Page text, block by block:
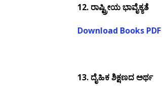
12.ರಾಷ್ಟ್ರೀಯ ಭಾವೈಕ್ಯತೆ
Download Books PDF
13.ದೈಹಿಕ ಶಿಕ್ಷಣದ ಅರ್ಥ